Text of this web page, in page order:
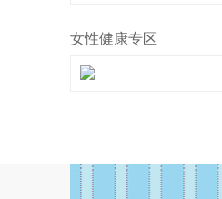
女性健康专区